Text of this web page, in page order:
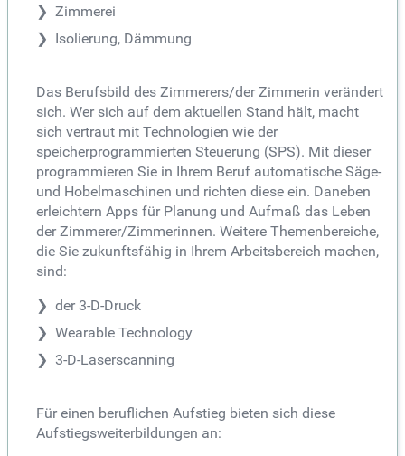
Zimmerei
Isolierung, Dämmung
Das Berufsbild des Zimmerers/der Zimmerin verändert
sich. Wer sich auf dem aktuellen Stand hält, macht
sich vertraut mit Technologien wie der
speicherprogrammierten Steuerung (SPS). Mit dieser
programmieren Sie in Ihrem Beruf automatische Säge-
und Hobelmaschinen und richten diese ein. Daneben
erleichtern Apps für Planung und Aufmaß das Leben
der Zimmerer/Zimmerinnen. Weitere Themenbereiche,
die Sie zukunftsfähig in Ihrem Arbeitsbereich machen,
sind:
der 3-D-Druck
Wearable Technology
3-D-Laserscanning
Für einen beruflichen Aufstieg bieten sich diese
Aufstiegsweiterbildungen an: